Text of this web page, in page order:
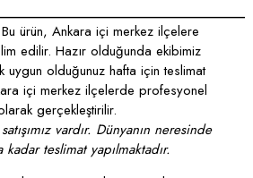
Bu ürün, Ankara içi merkez ilçelere
edilir. Hazır olduğunda ekibimiz
uygun olduğunuz hafta için teslimat
içi merkez ilçelerde profesyonel
gerçekleştirilir.
vardır. Dünyanın neresinde
kadar teslimat yapılmaktadır.